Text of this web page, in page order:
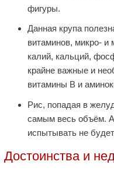
фигуры.
Данная крупа
витаминов, микро- и
калий, кальций,
крайне важные и
витамины В и
Рис, попадая в
самым весь объём. А
испытывать не
Достоинства и